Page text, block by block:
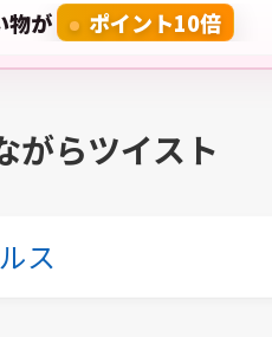
物が ポイント10倍
がらツイスト
ス